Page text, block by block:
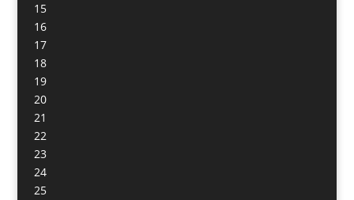
15
16
17
18
19
20
21
22
23
24
25